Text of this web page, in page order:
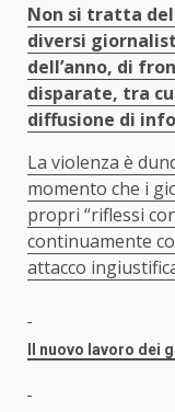
Non si tratta
diversi
dell’anno, di
disparate, tra
diffusione di
La violenza è
momento che i
propri “riflessi
continuamente
attacco
Il nuovo lavoro dei